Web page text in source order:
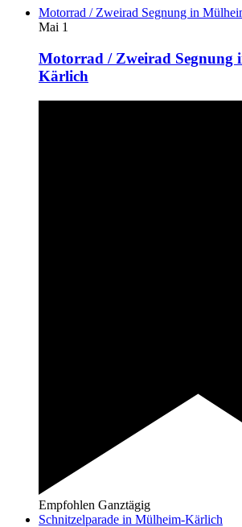
Motorrad / Zweirad Segnung in
Mai 1
Motorrad / Zweirad Segnung
Kärlich
Empfohlen Ganztägig
Schnitzelparade in Mülheim-Kärlich